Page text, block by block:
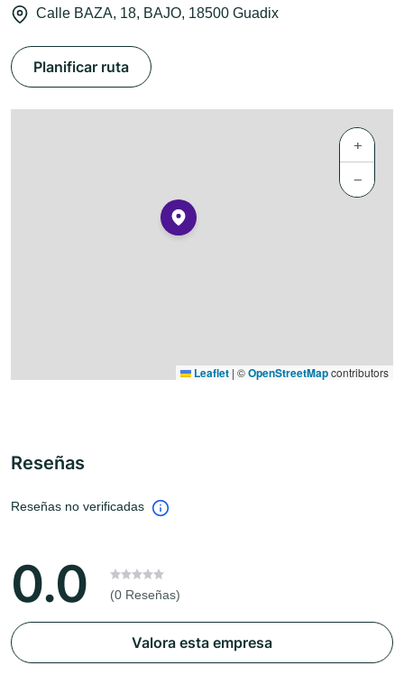
Calle BAZA, 18, BAJO, 18500 Guadix
Planificar ruta
+
−
Leaflet | ©OpenStreetMapcontributors
Reseñas
Reseñas no verificadas
0.0 (0 Reseñas)
Valora esta empresa